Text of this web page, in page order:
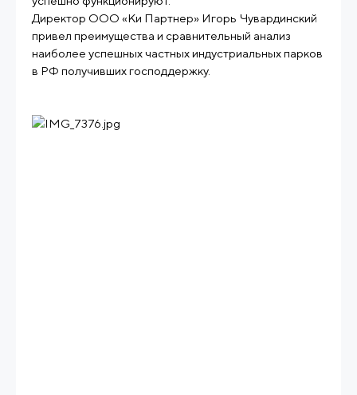
Директор ООО «Ки Партнер» Игорь Чувардинский
привел преимущества и cравнительный анализ
наиболее успешных частных индустриальных парков
в РФ получивших господдержку.